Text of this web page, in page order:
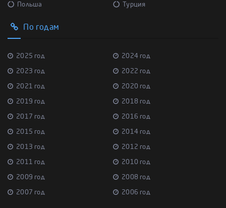
Польша Турция
По годам
2025 год 2024 год
2023 год 2022 год
2021 год 2020 год
2019 год 2018 год
2017 год 2016 год
2015 год 2014 год
2013 год 2012 год
2011 год 2010 год
2009 год 2008 год
2007 год 2006 год